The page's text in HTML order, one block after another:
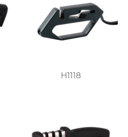
H1118